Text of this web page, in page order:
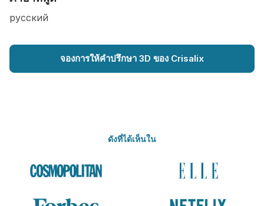
русский
จองการให้คำปรึกษา 3D ของ Crisalix
ดังที่ได้เห็นใน